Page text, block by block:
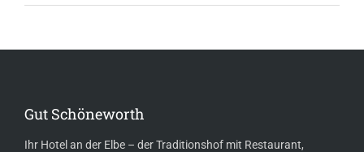
Gut Schöneworth
Ihr Hotel an der Elbe – der Traditionshof mit Restaurant,